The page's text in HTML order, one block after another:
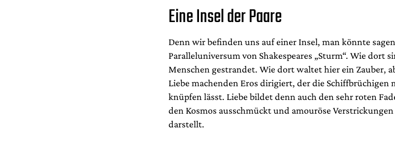
Eine Insel der Paare
Denn wir befinden uns auf einer Insel, man könnte
Paralleluniversum von Shakespeares „Sturm“. Wie dort
Menschen gestrandet. Wie dort waltet hier ein Zauber,
Liebe machenden Eros dirigiert, der die Schiffbrüchigen
knüpfen lässt. Liebe bildet denn auch den sehr roten
den Kosmos ausschmückt und amouröse
darstellt.